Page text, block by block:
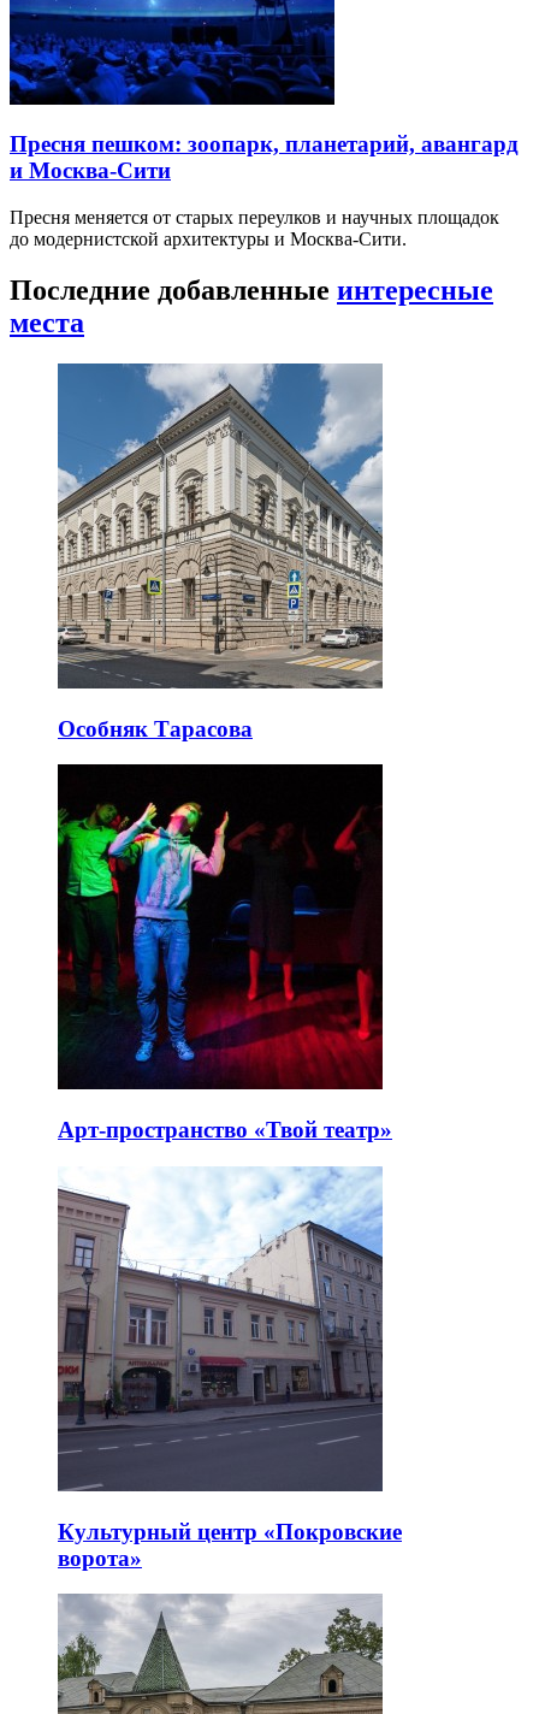
Пресня пешком: зоопарк, планетарий, авангард
и Москва-Сити
Пресня меняется от старых переулков и научных площадок
до модернистской архитектуры и Москва-Сити.
Последние добавленные интересные
места
Особняк Тарасова
Арт-пространство «Твой театр»
Культурный центр «Покровские
ворота»